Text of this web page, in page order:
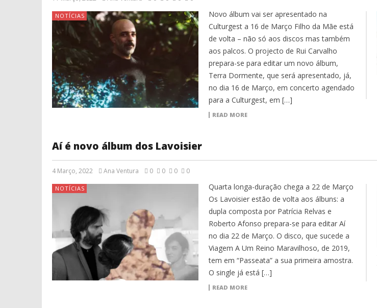
NOTÍCIAS
Novo álbum vai ser apresentado na
Culturgest a 16 de Março Filho da Mãe está
de volta – não só aos discos mas também
aos palcos. O projecto de Rui Carvalho
prepara-se para editar um novo álbum,
Terra Dormente, que será apresentado, já,
no dia 16 de Março, em concerto agendado
para a Culturgest, em […]
READ MORE
Aí é novo álbum dos Lavoisier
4 Março, 2022 Ana Ventura 0 0 0 0
NOTÍCIAS
Quarta longa-duração chega a 22 de Março
Os Lavoisier estão de volta aos álbuns: a
dupla composta por Patrícia Relvas e
Roberto Afonso prepara-se para editar Aí
no dia 22 de Março. O disco, que sucede a
Viagem A Um Reino Maravilhoso, de 2019,
tem em “Passeata” a sua primeira amostra.
O single já está […]
READ MORE